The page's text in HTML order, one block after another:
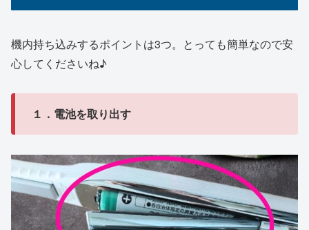
機内持ち込みするポイントは3つ。とっても簡単なので安
心してくださいね♪
１．電池を取り出す